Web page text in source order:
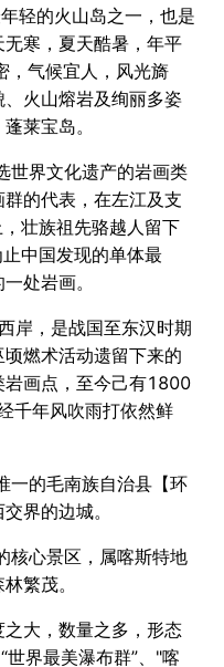
轻的火山岛之一，也是
寒，夏天酷暑，年平
，气候宜人，风光旖
火山熔岩及绚丽多姿
莱宝岛。
世界文化遗产的岩画类
的代表，在左江及支
壮族祖先骆越人留下
中国发现的单体最
处岩画。
岸，是战国至东汉时期
燃术活动遗留下来的
岩画点，至今己有1800
千年风吹雨打依然鲜
一的毛南族自治县【环
界的边城。
核心景区，属喀斯特地
繁茂。
大，数量之多，形态
界最美瀑布群”、"喀